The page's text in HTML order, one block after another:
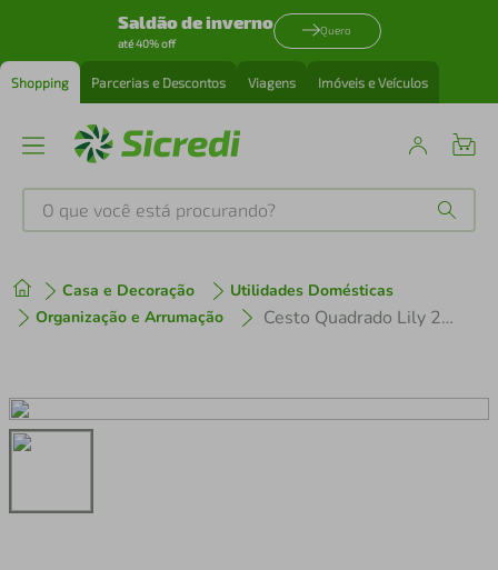
Saldão de inverno
até 40% off
Quero
Shopping Parcerias e Descontos Viagens Imóveis e Veículos
O que você está procurando?
Casa e Decoração
Utilidades Domésticas
Organização e Arrumação
Cesto Quadrado Lily 22,5 cm
1º tenis
3º